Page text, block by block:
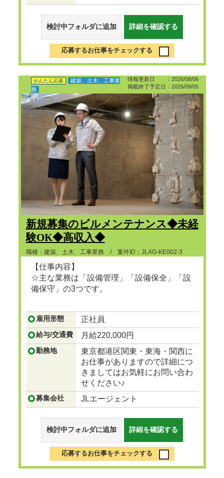
検討中フォルダに追加 詳細を確認する
応募するお仕事をチェックする
情報更新日 ：2026/08/06
掲載終了予定日：2026/09/05
かんたん応募
建築、土木、工事業
務
新規募集のビルメンテナンス◆未経
験OK◆高収入◆
職種：建築、土木、工事業務 / 案件ID：JLAG-KE002-3
【仕事内容】
☆主な業務は「設備管理」「設備保全」「設
備保守」の3つです。
...つづきを見る
雇用形態 正社員
給与/交通費 月給220,000円
勤務地
東京都港区関東・東海・関西に
お仕事がありますので詳細につ
きましてはお気軽にお問い合わ
せください♪
募集会社 JLエージェント
検討中フォルダに追加 詳細を確認する
応募するお仕事をチェックする